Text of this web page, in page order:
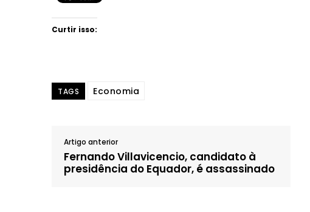
Curtir isso:
TAGS Economia
Artigo anterior
Fernando Villavicencio, candidato à
presidência do Equador, é assassinado